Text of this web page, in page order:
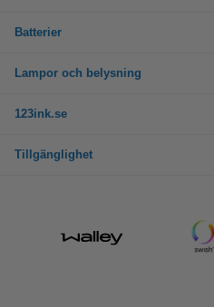
Batterier
Lampor och belysning
123ink.se
Tillgänglighet